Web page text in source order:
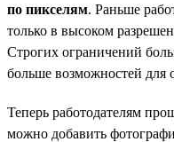
по пикселям. Раньше
только в высоком
Строгих ограничений
больше возможностей для
Теперь работодателям
можно добавить